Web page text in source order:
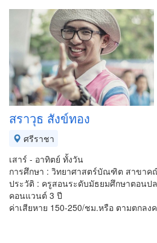
สราวุธ สังข์ทอง
ศรีราชา
เสาร์ - อาทิตย์ ทั้งวัน
การศึกษา : วิทยาศาสตร์บัณฑิต สาขาค
ประวัติ : ครูสอนระดับมัธยมศึกษาตอนปล
คอนแวนต์ 3 ปี
ค่าเสียหาย 150-250/ชม.หรือ ตามตกลง